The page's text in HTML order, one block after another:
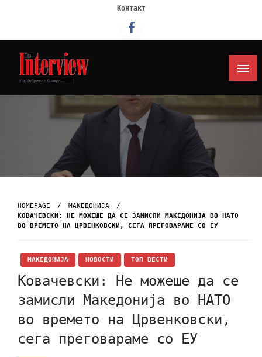
Контакт
Интервју
HOMEPAGE
МАКЕДОНИЈА
КОВАЧЕВСКИ: НЕ МОЖЕШЕ ДА СЕ ЗАМИСЛИ МАКЕДОНИЈА ВО НАТО
ВО ВРЕМЕТО НА ЦРВЕНКОВСКИ, СЕГА ПРЕГОВАРАМЕ СО ЕУ
МАКЕДОНИЈА НОВОСТИ ТОП ВЕСТИ
Ковачевски: Не можеше да се
замисли Македонија во НАТО
во времето на Црвенковски,
сега преговараме со ЕУ